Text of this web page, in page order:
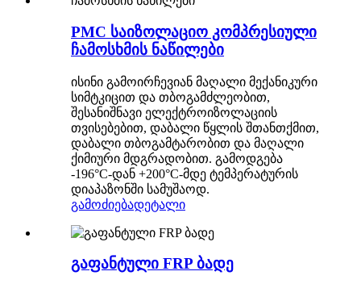
PMC საიზოლაციო კომპრესიული
ჩამოსხმის ნაწილები
ისინი გამოირჩევიან მაღალი მექანიკური
სიმტკიცით და თბოგამძლეობით,
შესანიშნავი ელექტროიზოლაციის
თვისებებით, დაბალი წყლის შთანთქმით,
დაბალი თბოგამტარობით და მაღალი
ქიმიური მდგრადობით. გამოდგება
-196°C-დან +200°C-მდე ტემპერატურის
დიაპაზონში სამუშაოდ.
გამოძიებადეტალი
გაფანტული FRP ბადე